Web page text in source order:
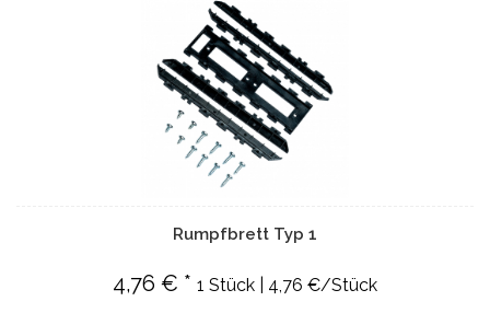
Rumpfbrett Typ 1
4,76 € * 1 Stück | 4,76 €/Stück